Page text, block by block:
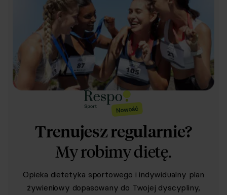
Trenujesz regularnie?
My robimy dietę.
Opieka dietetyka sportowego i indywidualny plan
żywieniowy dopasowany do Twojej dyscypliny,